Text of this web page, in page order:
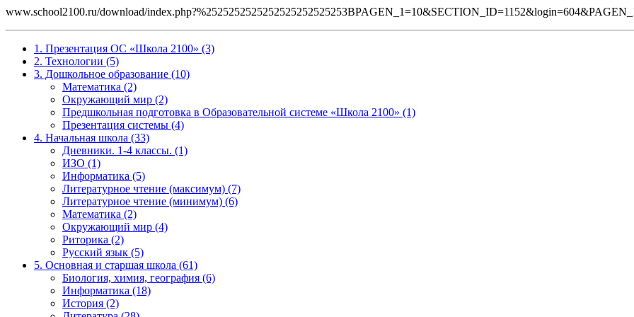
www.school2100.ru/download/
1. Презентация ОС «Школа 2100» (3)
2. Технологии (5)
3. Дошкольное образование (10)
Математика (2)
Окружающий мир (2)
Предшкольная подготовка в Образовательной системе «Школа 2100» (1)
Презентация системы (4)
4. Начальная школа (33)
Дневники. 1-4 классы. (1)
ИЗО (1)
Информатика (5)
Литературное чтение (максимум) (7)
Литературное чтение (минимум) (6)
Математика (2)
Окружающий мир (4)
Риторика (2)
Русский язык (5)
5. Основная и старшая школа (61)
Биология, химия, география (6)
Информатика (18)
История (2)